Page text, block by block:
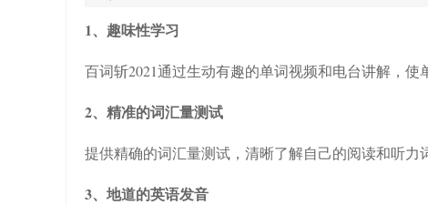
1、趣味性学习
百词斩2021通过生动有趣的单词视频和电台讲解，
2、精准的词汇量测试
提供精确的词汇量测试，清晰了解自己的阅读和听力
3、地道的英语发音